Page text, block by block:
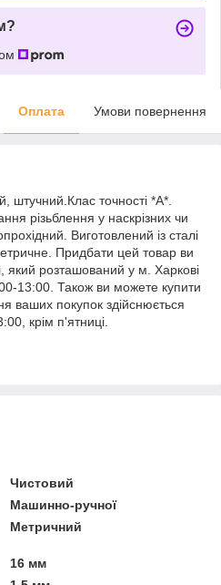
Оплата Умови повернення
штучний.Клас точності *А*.
різьблення у наскрізних чи
Виготовлений із сталі
Придбати цей товар ви
який розташований у м. Харкові
13:00. Також ви можете купити
ваших покупок здійснюється
крім п'ятниці.
Чистовий
Машинно-ручної
Метричний
16 мм